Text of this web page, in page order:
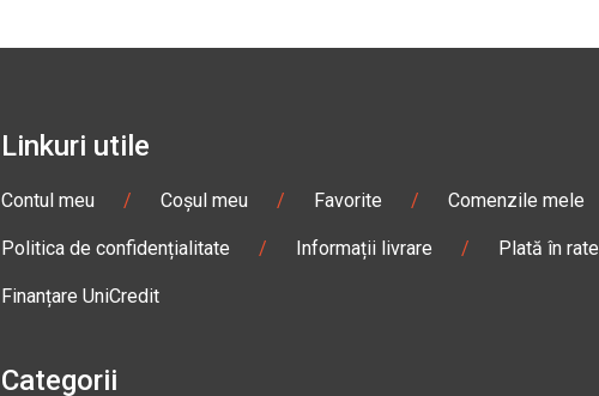
Linkuri utile
Contul meu / Coșul meu / Favorite / Comenzile mele
Politica de confidențialitate / Informații livrare / Plată în rate
Finanțare UniCredit
Categorii